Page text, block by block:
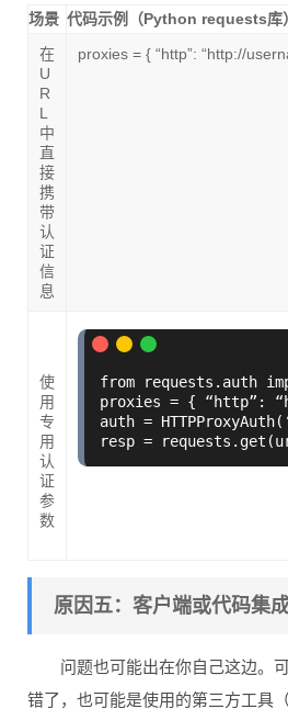
场景 代码示例（Python requests库）
在
U
R
L
中
直
接
携
带
认
证
信
息
proxies = { “http”: “http://
使
用
专
用
认
证
参
数
from requests.auth
proxies = { “http”:
auth =
原因五：客户端或代码集
问题也可能出在你自己这边。
错了，也可能是使用的第三方工具